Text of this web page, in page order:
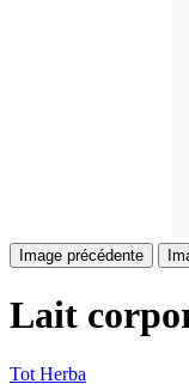
Image précédente
Lait
Tot Herba